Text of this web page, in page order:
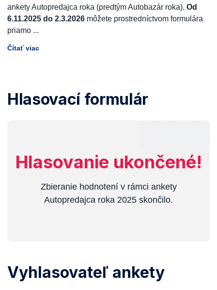
ankety Autopredajca roka (predtým Autobazár roka). Od
6.11.2025 do 2.3.2026 môžete prostredníctvom formulára
priamo ...
Čítať viac
Hlasovací formulár
Hlasovanie ukončené!
Zbieranie hodnotení v rámci ankety
Autopredajca roka 2025 skončilo.
Vyhlasovateľ ankety